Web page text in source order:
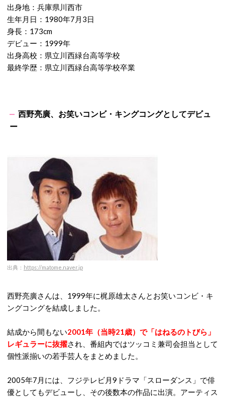
出身地：兵庫県川西市
生年月日：1980年7月3日
身長：173cm
デビュー：1999年
出身高校：県立川西緑台高等学校
最終学歴：県立川西緑台高等学校卒業
西野亮廣、お笑いコンビ・キングコングとしてデビュ
ー
出典： https://matome.naver.jp
西野亮廣さんは、1999年に梶原雄太さんとお笑いコンビ・キ
ングコングを結成しました。
結成から間もない2001年（当時21歳）で「はねるのトびら」
レギュラーに抜擢され、番組内ではツッコミ兼司会担当として
個性派揃いの若手芸人をまとめました。
2005年7月には、フジテレビ月9ドラマ「スローダンス」で俳
優としてもデビューし、その後数本の作品に出演。アーティス